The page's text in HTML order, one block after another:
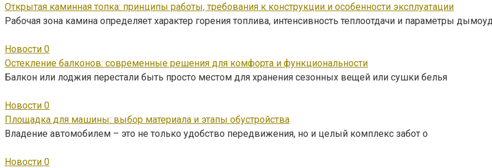
Открытая каминная топка: принципы работы, требования к конструкции и особенности эксплуатации
Рабочая зона камина определяет характер горения топлива, интенсивность теплоотдачи и параметры
Новости 0
Остекление балконов: современные решения для комфорта и функциональности
Балкон или лоджия перестали быть просто местом для хранения сезонных вещей или сушки белья
Новости 0
Площадка для машины: выбор материала и этапы обустройства
Владение автомобилем – это не только удобство передвижения, но и целый комплекс забот о
Новости 0